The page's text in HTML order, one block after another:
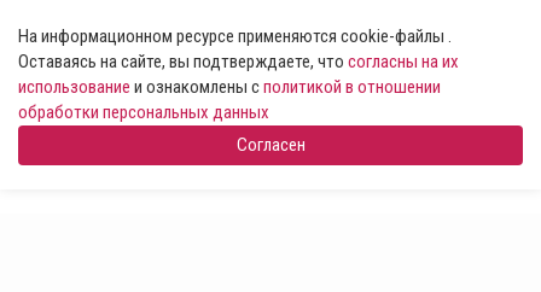
На информационном ресурсе применяются cookie-файлы .
Оставаясь на сайте, вы подтверждаете, что согласны на их
использование и ознакомлены сполитикой в отношении
обработки персональных данных
Согласен